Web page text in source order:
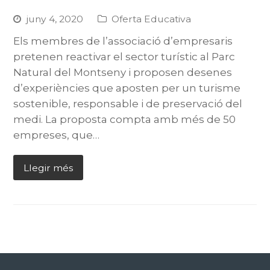
juny 4, 2020 Oferta Educativa
Els membres de l’associació d’empresaris
pretenen reactivar el sector turístic al Parc
Natural del Montseny i proposen desenes
d’experiències que aposten per un turisme
sostenible, responsable i de preservació del
medi. La proposta compta amb més de 50
empreses, que…
Llegir més